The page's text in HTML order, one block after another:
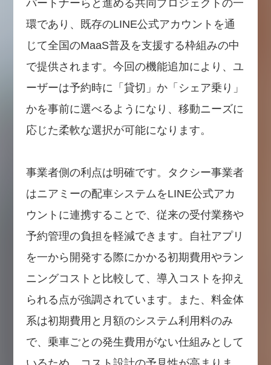
パートナーらと進める共同プロジェクトの一
環であり、既存のLINE公式アカウントを通
じて全国のMaaS普及を支援する枠組みの中
で提供されます。今回の機能追加により、ユ
ーザーは予約時に「貸切」か「シェア乗り」
かを事前に選べるようになり、移動ニーズに
応じた柔軟な選択が可能になります。
事業者側の利点は明確です。タクシー事業者
はニアミーの配車システムをLINE公式アカ
ウントに連携することで、従来の受付業務や
予約管理の負担を軽減できます。自社アプリ
を一から開発する際にかかる初期費用やラン
ニングコストと比較して、導入コストを抑え
られる点が強調されています。また、料金体
系は初期費用と月額のシステム利用料のみ
で、乗車ごとの発生費用がない仕組みとして